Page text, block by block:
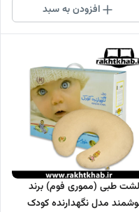
افزودن به سبد
طبی (مموری فوم) برند
مدل نگهدارنده کودک